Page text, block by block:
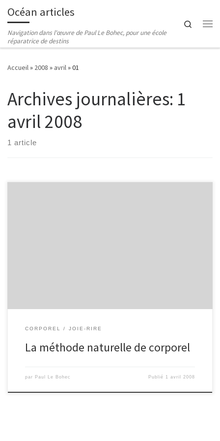
Passer au contenu
Océan articles
Navigation dans l'œuvre de Paul Le Bohec, pour une école
réparatrice de destins
Search
Accueil» 2008 » avril»01
Archives journalières: 1
avril 2008
1 article
CORPOREL JOIE-RIRE
La méthode naturelle de corporel
par Paul Le Bohec Publié 1 avril 2008